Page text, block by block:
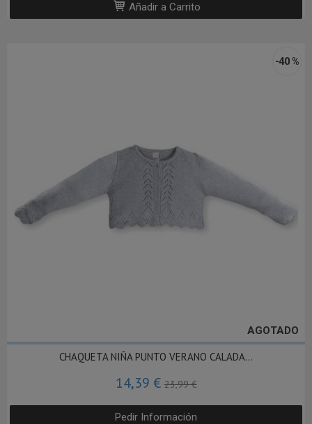
Añadir a Carrito
AGOTADO
-40 %
CHAQUETA NIÑA PUNTO VERANO CALADA...
14,39 €23,99 €
Pedir Información